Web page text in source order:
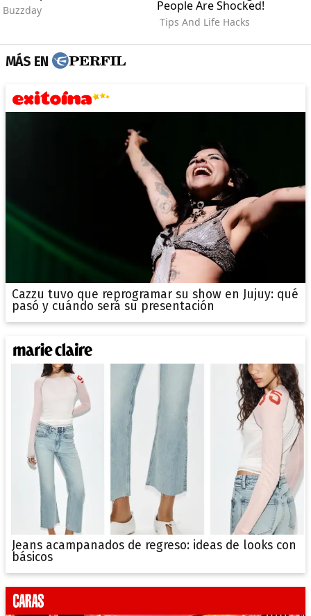
MÁS EN
Cazzu tuvo que reprogramar su show en Jujuy: qué
pasó y cuándo será su presentación
Jeans acampanados de regreso: ideas de looks con
básicos